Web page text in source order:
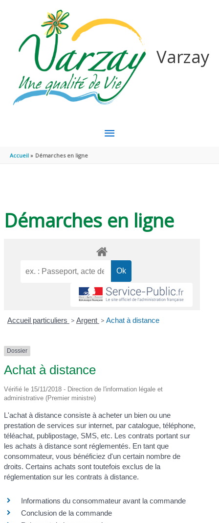
Varzay
MENU
Accueil Démarches en ligne
Démarches en ligne
Accueil particuliers > Argent > Achat à distance
Dossier
Achat à distance
Vérifié le 15/11/2018 - Direction de l'information légale et
administrative (Premier ministre)
L'achat à distance consiste à acheter un bien ou une
prestation de services sur internet, par catalogue, téléphone,
téléachat, publipostage, SMS, etc. Les contrats portant sur
les achats à distance sont réglementés. En tant que
consommateur, vous bénéficiez d'un certain nombre de
droits. Certains achats sont toutefois exclus de la
réglementation sur les contrats à distance.
Informations du consommateur avant la commande
Conclusion de la commande